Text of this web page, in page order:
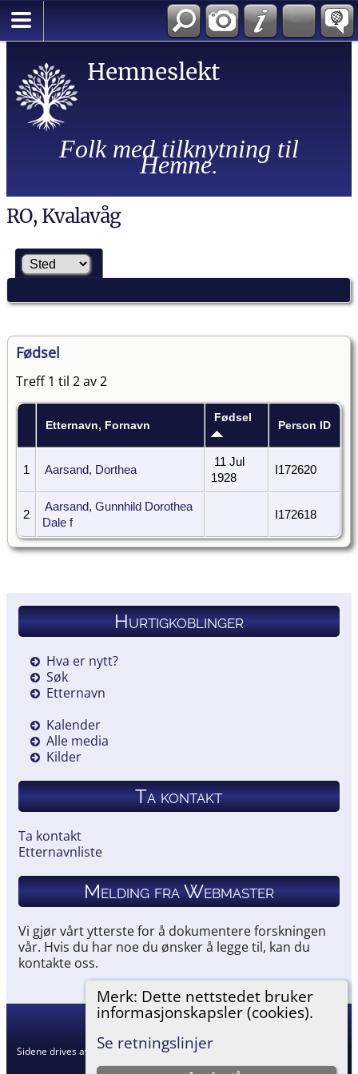
Hemneslekt
Folk med tilknytning til
Hemne.
Merk: Dette nettstedet bruker
informasjonskapsler (cookies).
Se retningslinjer
RO, Kvalavåg
Fødsel
Treff 1 til 2 av 2
Etternavn, Fornavn
Fødsel
Person ID
1 Aarsand, Dorthea
11 Jul
1928
I172620
2
Aarsand, Gunnhild Dorothea
Dale f
I172618
Hurtigkoblinger
Hva er nytt?
Søk
Etternavn
Kalender
Alle media
Kilder
Ta kontakt
Ta kontakt
Etternavnliste
Melding fra Webmaster
Vi gjør vårt ytterste for å dokumentere forskningen
vår. Hvis du har noe du ønsker å legge til, kan du
kontakte oss.
Hemneslekt 2026
Sidene drives av The Next Generation of Genealogy Sitebuilding